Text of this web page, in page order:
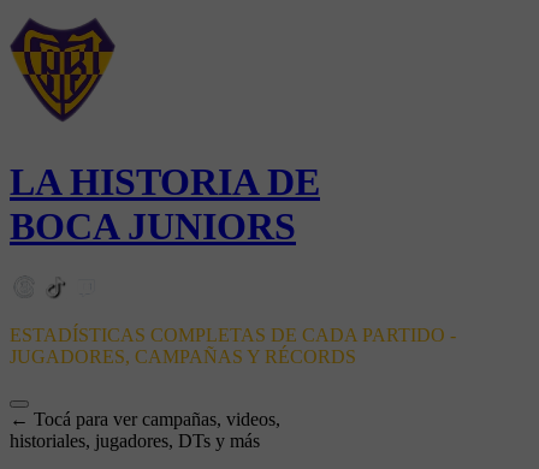
LA HISTORIA DE
BOCA JUNIORS
ESTADÍSTICAS COMPLETAS DE CADA PARTIDO -
JUGADORES, CAMPAÑAS Y RÉCORDS
← Tocá para ver campañas, videos,
historiales, jugadores, DTs y más